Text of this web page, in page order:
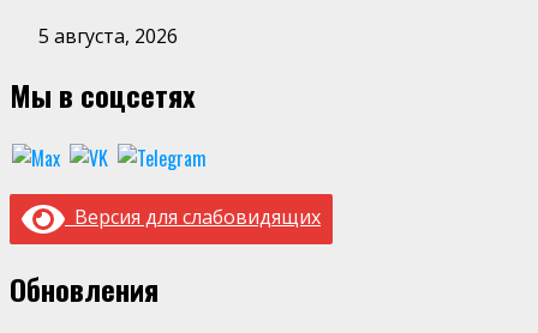
5 августа, 2026
Мы в соцсетях
Версия для слабовидящих
Обновления